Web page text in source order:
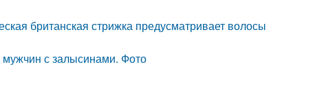
британская стрижка предусматривает волосы
с залысинами. Фото